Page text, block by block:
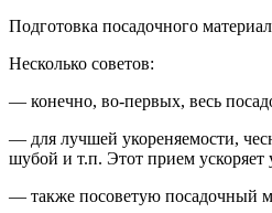
Подготовка посадочного
Несколько советов:
— конечно, во-первых, весь
— для лучшей укореняемости,
шубой и т.п. Этот прием ускоряет
— также посоветую посадочный